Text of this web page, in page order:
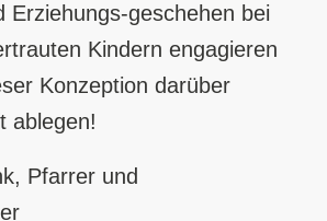
Erziehungs-geschehen bei
Kindern engagieren
Konzeption darüber
ablegen!
Pfarrer und